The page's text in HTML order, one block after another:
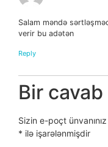
Salam məndə
verir bu adətən
Reply
Bir cavab
Sizin e-poçt
* ilə işarələnmişdir